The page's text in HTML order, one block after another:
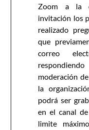
Zoom a la
invitación los
realizado
que
correo
moderación
la
podrá ser
en el canal
limite